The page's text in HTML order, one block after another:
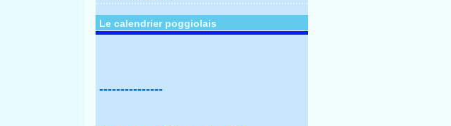
Le calendrier poggiolais
---------------